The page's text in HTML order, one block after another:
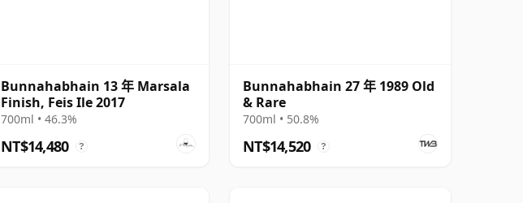
Bunnahabhain 13 年 Marsala
Finish, Feis Ile 2017
700ml • 46.3%
NT$14,480 ?
Bunnahabhain 27 年 1989 Old
& Rare
700ml • 50.8%
NT$14,520 ?